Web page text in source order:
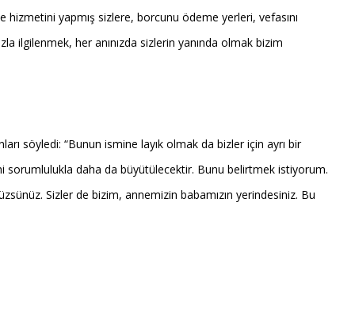
yapmış sizlere, borcunu ödeme yerleri, vefasını
ilgilenmek, her anınızda sizlerin yanında olmak bizim
söyledi: “Bunun ismine layık olmak da bizler için ayrı bir
sorumlulukla daha da büyütülecektir. Bunu belirtmek istiyorum.
Sizler de bizim, annemizin babamızın yerindesiniz. Bu